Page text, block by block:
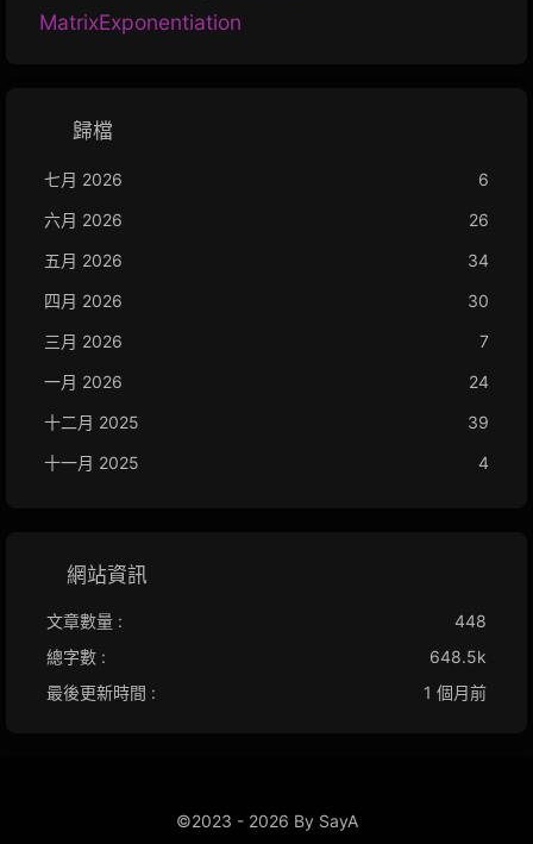
MatrixExponentiation
歸檔
七月 2026
6
六月 2026
26
五月 2026
34
四月 2026
30
三月 2026
7
一月 2026
24
十二月 2025
39
十一月 2025
4
網站資訊
文章數量 :
448
總字數 :
648.5k
最後更新時間 :
1 個月前
©2023 - 2026 By SayA